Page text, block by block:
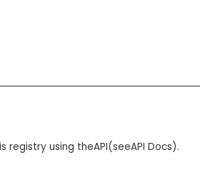
registry using theAPI(seeAPI Docs).